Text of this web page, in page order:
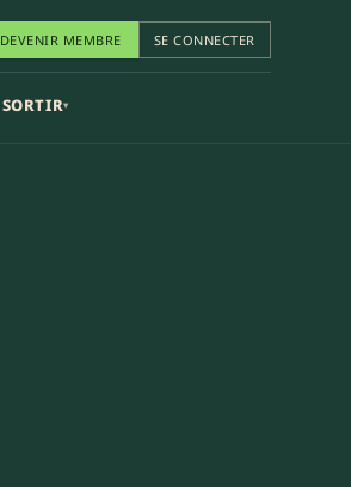
DEVENIR MEMBRE SE CONNECTER
SORTIR▾